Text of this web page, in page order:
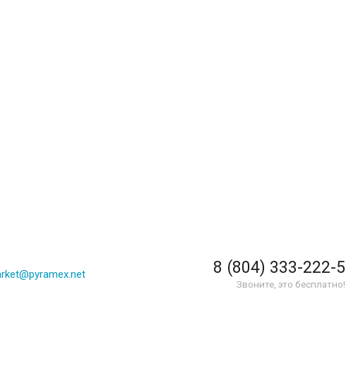
8 (804) 333-222-5
Звоните, это бесплатно!